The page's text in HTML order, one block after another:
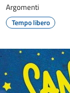
Argomenti
Tempo libero